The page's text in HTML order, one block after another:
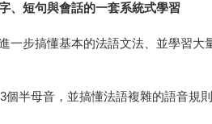
、短句與會話的一套系統式學習
一步搞懂基本的法語文法、並學習
半母音，並搞懂法語複雜的語音規則